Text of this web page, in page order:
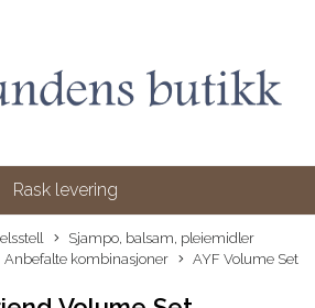
Rask levering
Sjampo, balsam, pleiemidler
Anbefalte kombinasjoner AYF Volume Set